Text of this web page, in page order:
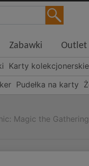
Zabawki Outlet
Karty kolekcjonerskie
Pudełka na karty
Magic the